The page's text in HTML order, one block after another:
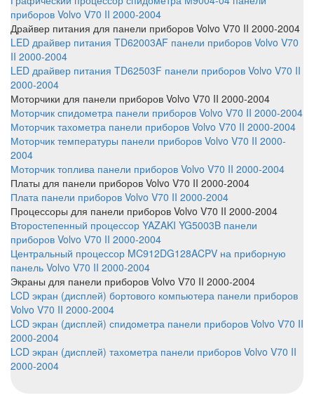
приборов Volvo V70 II 2000-2004
Драйвер питания для панели приборов Volvo V70 II 2000-2004
LED драйвер питания TD62003AF панели приборов Volvo V70
II 2000-2004
LED драйвер питания TD62503F панели приборов Volvo V70 II
2000-2004
Моторчики для панели приборов Volvo V70 II 2000-2004
Моторчик спидометра панели приборов Volvo V70 II 2000-2004
Моторчик тахометра панели приборов Volvo V70 II 2000-2004
Моторчик температуры панели приборов Volvo V70 II 2000-
2004
Моторчик топлива панели приборов Volvo V70 II 2000-2004
Платы для панели приборов Volvo V70 II 2000-2004
Плата панели приборов Volvo V70 II 2000-2004
Процессоры для панели приборов Volvo V70 II 2000-2004
Второстепенный процессор YAZAKI YG5003B панели
приборов Volvo V70 II 2000-2004
Центральный процессор MC912DG128ACPV на приборную
панель Volvo V70 II 2000-2004
Экраны для панели приборов Volvo V70 II 2000-2004
LCD экран (дисплей) бортового компьютера панели приборов
Volvo V70 II 2000-2004
LCD экран (дисплей) спидометра панели приборов Volvo V70 II
2000-2004
LCD экран (дисплей) тахометра панели приборов Volvo V70 II
2000-2004